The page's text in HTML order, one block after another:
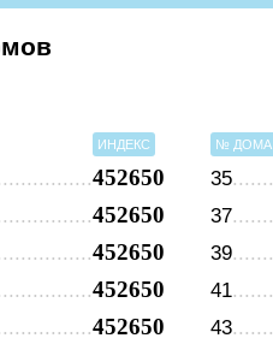
ИНДЕКС
452650
452650
452650
452650
452650
№ ДОМА
35
37
39
41
43